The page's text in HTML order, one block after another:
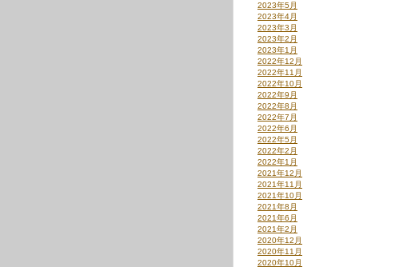
2023年5月
2023年4月
2023年3月
2023年2月
2023年1月
2022年12月
2022年11月
2022年10月
2022年9月
2022年8月
2022年7月
2022年6月
2022年5月
2022年2月
2022年1月
2021年12月
2021年11月
2021年10月
2021年8月
2021年6月
2021年2月
2020年12月
2020年11月
2020年10月